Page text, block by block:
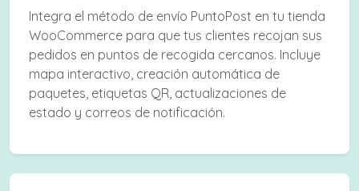
Integra el método de envío PuntoPost en tu tienda
WooCommerce para que tus clientes recojan sus
pedidos en puntos de recogida cercanos. Incluye
mapa interactivo, creación automática de
paquetes, etiquetas QR, actualizaciones de
estado y correos de notificación.